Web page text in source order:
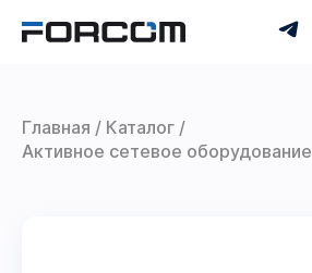
Главная
Каталог
Активное сетевое оборудование